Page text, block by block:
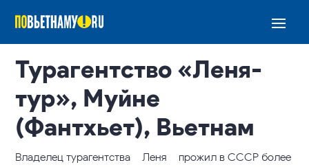
Турагентство «Леня-
тур», Муйне
(Фантхьет), Вьетнам
Владелец турагентства – Леня – прожил в СССР более